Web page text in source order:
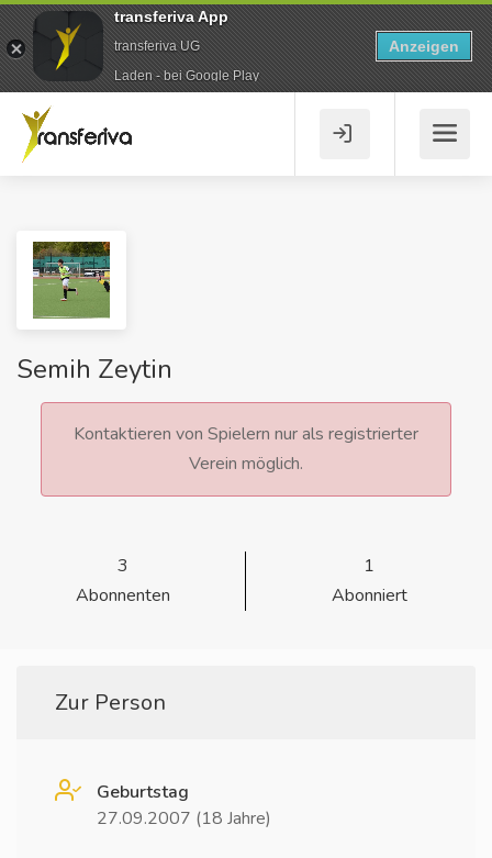
Semih Zeytin
Kontaktieren von Spielern nur als registrierter
Verein möglich.
3
Abonnenten
1
Abonniert
Zur Person
Geburtstag
27.09.2007 (18 Jahre)
transferiva App
transferiva UG
Laden - bei Google Play
Anzeigen